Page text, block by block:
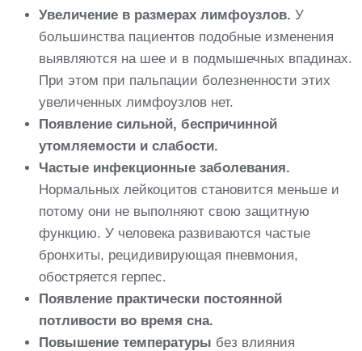
Увеличение в размерах лимфоузлов. У
большинства пациентов подобные изменения
выявляются на шее и в подмышечных впадинах.
При этом при пальпации болезненности этих
увеличенных лимфоузлов нет.
Появление сильной, беспричинной
утомляемости и слабости.
Частые инфекционные заболевания.
Нормальных лейкоцитов становится меньше и
потому они не выполняют свою защитную
функцию. У человека развиваются частые
бронхиты, рецидивирующая пневмония,
обостряется герпес.
Появление практически постоянной
потливости во время сна.
Повышение температуры без влияния